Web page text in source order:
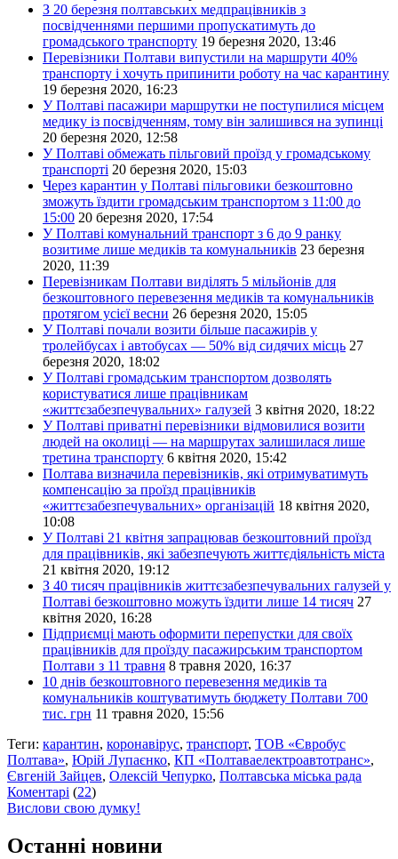
З 20 березня полтавських медпрацівників з
посвідченнями першими пропускатимуть до
громадського транспорту 19 березня 2020, 13:46
Перевізники Полтави випустили на маршрути 40%
транспорту і хочуть припинити роботу на час карантину
19 березня 2020, 16:23
У Полтаві пасажири маршрутки не поступилися місцем
медику із посвідченням, тому він залишився на зупинці
20 березня 2020, 12:58
У Полтаві обмежать пільговий проїзд у громадському
транспорті 20 березня 2020, 15:03
Через карантин у Полтаві пільговики безкоштовно
зможуть їздити громадським транспортом з 11:00 до
15:00 20 березня 2020, 17:54
У Полтаві комунальний транспорт з 6 до 9 ранку
возитиме лише медиків та комунальників 23 березня
2020, 11:39
Перевізникам Полтави виділять 5 мільйонів для
безкоштовного перевезення медиків та комунальників
протягом усієї весни 26 березня 2020, 15:05
У Полтаві почали возити більше пасажирів у
тролейбусах і автобусах — 50% від сидячих місць 27
березня 2020, 18:02
У Полтаві громадським транспортом дозволять
користуватися лише працівникам
«життєзабезпечувальних» галузей 3 квітня 2020, 18:22
У Полтаві приватні перевізники відмовилися возити
людей на околиці — на маршрутах залишилася лише
третина транспорту 6 квітня 2020, 15:42
Полтава визначила перевізників, які отримуватимуть
компенсацію за проїзд працівників
«життєзабезпечувальних» організацій 18 квітня 2020,
10:08
У Полтаві 21 квітня запрацював безкоштовний проїзд
для працівників, які забезпечують життєдіяльність міста
21 квітня 2020, 19:12
З 40 тисяч працівників життєзабезпечувальних галузей у
Полтаві безкоштовно можуть їздити лише 14 тисяч 27
квітня 2020, 16:28
Підприємці мають оформити перепустки для своїх
працівників для проїзду пасажирським транспортом
Полтави з 11 травня 8 травня 2020, 16:37
10 днів безкоштовного перевезення медиків та
комунальників коштуватимуть бюджету Полтави 700
тис. грн 11 травня 2020, 15:56
Теги: карантин, коронавірус, транспорт, ТОВ «Євробус
Полтава», Юрій Лупаєнко, КП «Полтаваелектроавтотранс»,
Євгеній Зайцев, Олексій Чепурко, Полтавська міська рада
Коментарі (22)
Вислови свою думку!
Останні новини